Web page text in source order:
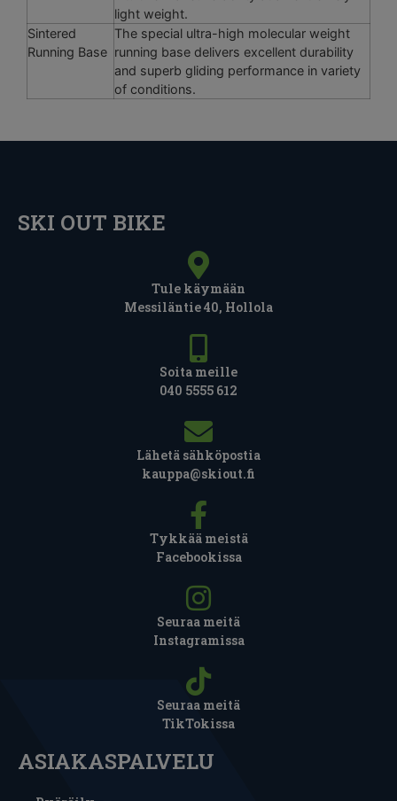
light weight.
Sintered
Running Base
The special ultra-high molecular weight
running base delivers excellent durability
and superb gliding performance in variety
of conditions.
SKI OUT BIKE
Tule käymään
Messiläntie 40, Hollola
Soita meille
040 5555 612
Lähetä sähköpostia
kauppa@skiout.fi
Tykkää meistä
Facebookissa
Seuraa meitä
Instagramissa
Seuraa meitä
TikTokissa
ASIAKASPALVELU